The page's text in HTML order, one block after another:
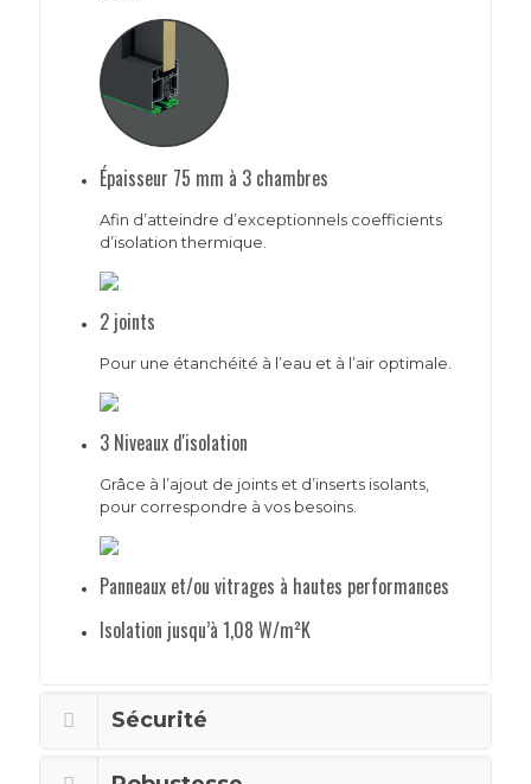
Épaisseur 75 mm à 3 chambres
Afin d’atteindre d’exceptionnels coefficients
d’isolation thermique.
2 joints
Pour une étanchéité à l’eau et à l’air optimale.
3 Niveaux d'isolation
Grâce à l’ajout de joints et d’inserts isolants,
pour correspondre à vos besoins.
Panneaux et/ou vitrages à hautes performances
Isolation jusqu’à 1,08 W/m²K
Sécurité